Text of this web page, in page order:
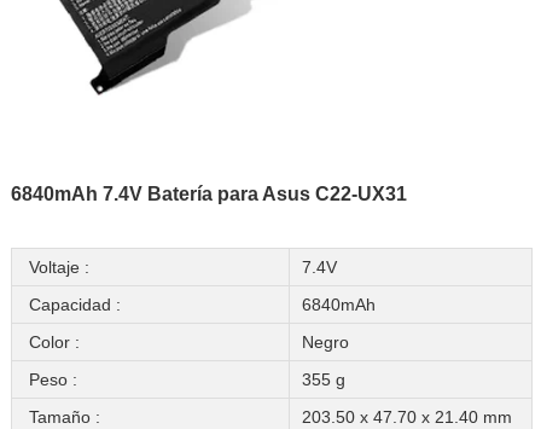
6840mAh 7.4V Batería para Asus C22-UX31
Voltaje :
7.4V
Capacidad :
6840mAh
Color :
Negro
Peso :
355 g
Tamaño :
203.50 x 47.70 x 21.40 mm